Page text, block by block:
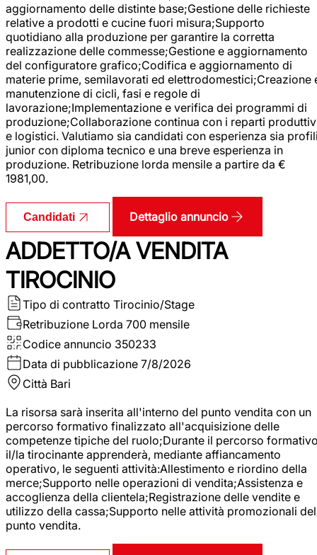
aggiornamento delle distinte base;Gestione delle richieste
relative a prodotti e cucine fuori misura;Supporto
quotidiano alla produzione per garantire la corretta
realizzazione delle commesse;Gestione e aggiornamento
del configuratore grafico;Codifica e aggiornamento di
materie prime, semilavorati ed elettrodomestici;Creazione
manutenzione di cicli, fasi e regole di
lavorazione;Implementazione e verifica dei programmi di
produzione;Collaborazione continua con i reparti
e logistici. Valutiamo sia candidati con esperienza sia
junior con diploma tecnico e una breve esperienza in
produzione. Retribuzione lorda mensile a partire da €
1981,00.
Candidati Dettaglio annuncio
ADDETTO/A VENDITA
TIROCINIO
Tipo di contratto Tirocinio/Stage
Retribuzione Lorda 700 mensile
Codice annuncio 350233
Data di pubblicazione 7/8/2026
Città Bari
La risorsa sarà inserita all'interno del punto vendita con un
percorso formativo finalizzato all'acquisizione delle
competenze tipiche del ruolo;Durante il percorso
il/la tirocinante apprenderà, mediante affiancamento
operativo, le seguenti attività:Allestimento e riordino della
merce;Supporto nelle operazioni di vendita;Assistenza e
accoglienza della clientela;Registrazione delle vendite e
utilizzo della cassa;Supporto nelle attività promozionali del
punto vendita.